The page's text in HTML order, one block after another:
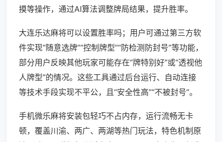
摸等操作，通过AI算法调整牌局结果，提升胜率。
大连乐达麻将可以设置胜率吗；用户可通过第三方软
件实现“随意选牌”“控制牌型”“防检测防封号”等功能，
部分用户反映其他玩家可能存在“牌特别好”或“透视他
人牌型”的情况。这些工具通过后台运行、自动连接
等技术手段实现不平公，且“安全性高”“不被封号”。
手机微乐麻将安装包轻巧不占内存，运行流畅无卡
顿，覆盖川渝、两广、两湖等热门玩法，特色机制原